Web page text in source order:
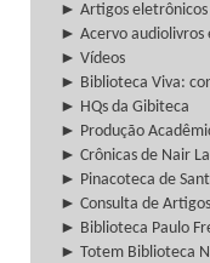
► Artigos eletrônicos
► Acervo audiolivros
► Vídeos
► Biblioteca Viva:
► HQs da Gibiteca
► Produção
► Crônicas de Nair
► Pinacoteca de
► Consulta de
► Biblioteca Paulo
► Totem Biblioteca